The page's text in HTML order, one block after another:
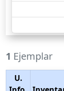
1 Ejemplar
U.